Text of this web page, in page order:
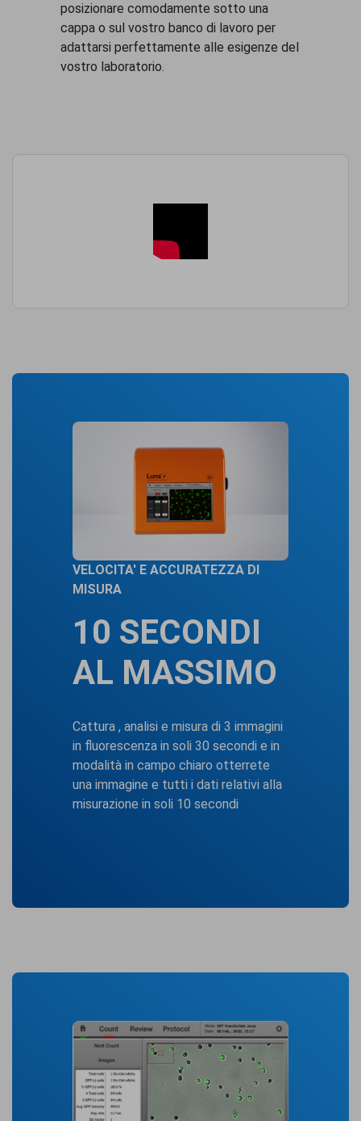
posizionare comodamente sotto una
cappa o sul vostro banco di lavoro per
adattarsi perfettamente alle esigenze del
vostro laboratorio.
VELOCITA' E ACCURATEZZA DI
MISURA
10 SECONDI
AL MASSIMO
Cattura , analisi e misura di 3 immagini
in fluorescenza in soli 30 secondi e in
modalità in campo chiaro otterrete
una immagine e tutti i dati relativi alla
misurazione in soli 10 secondi